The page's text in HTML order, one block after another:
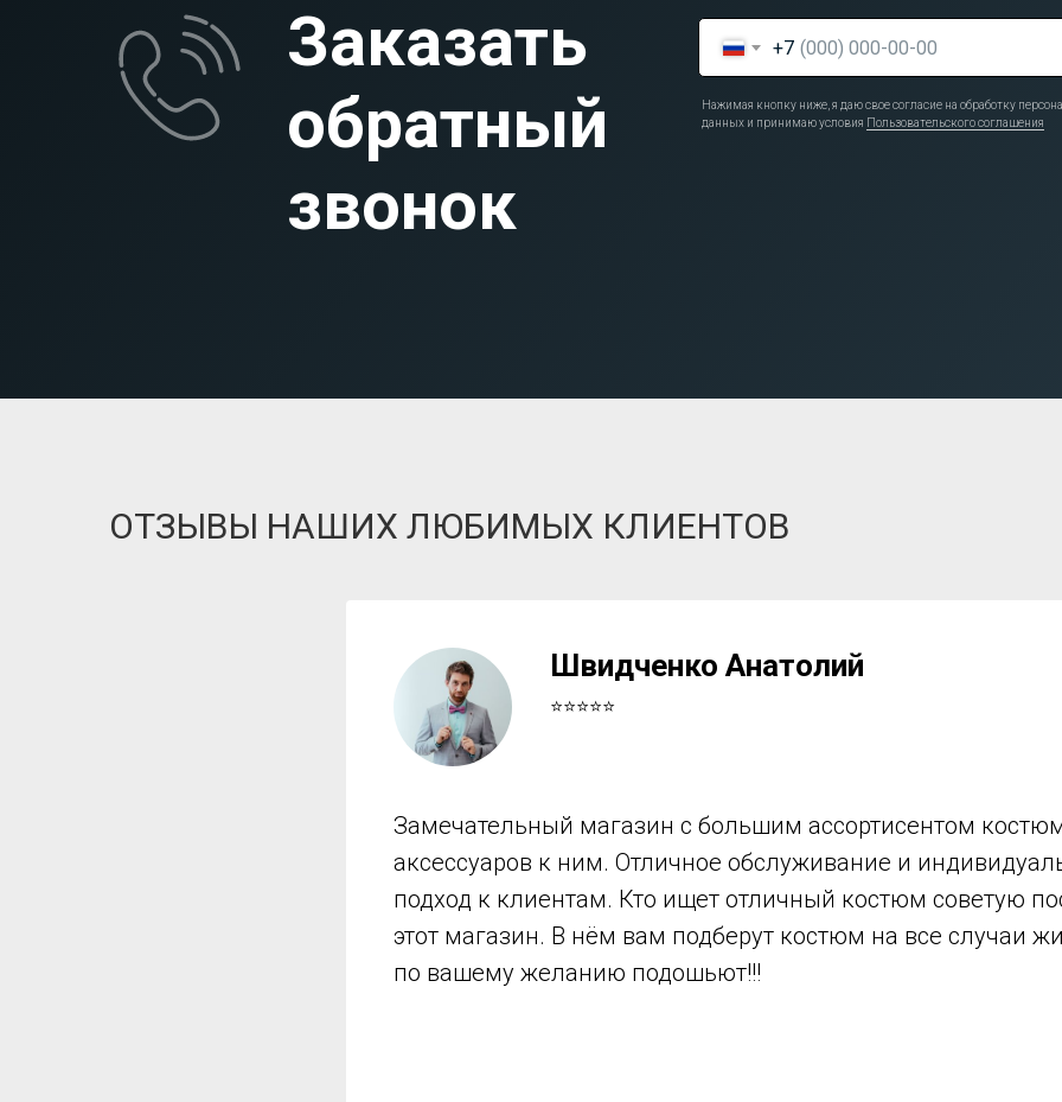
Заказать
обратный
звонок
+7
Нажимая кнопку ниже, я даю свое согласие на обработку
данных и принимаю условия Пользовательского соглашения
ОТЗЫВЫ НАШИХ ЛЮБИМЫХ КЛИЕНТОВ
Швидченко Анатолий
⭐⭐⭐⭐⭐
Замечательный магазин с большим ассортисентом
аксессуаров к ним. Отличное обслуживание и
подход к клиентам. Кто ищет отличный костюм советую
этот магазин. В нём вам подберут костюм на все случаи
по вашему желанию подошьют!!!